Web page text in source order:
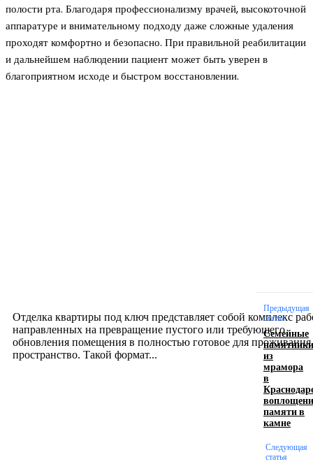
полости рта. Благодаря профессионализму врачей, высокоточной
аппаратуре и внимательному подходу даже сложные удаления
проходят комфортно и безопасно. При правильной реабилитации
и дальнейшем наблюдении пациент может быть уверен в
благоприятном исходе и быстром восстановлении.
Отделка квартиры под ключ представляет собой комплекс
направленных на превращение пустого или требующего
обновления помещения в полностью готовое для проживания
пространство. Такой формат...
логотипом: эффективный инструмент бренда
Предыдущая
статья
Семейные
памятники
из
мрамора
в
памяти в
камне
Следующая
статья